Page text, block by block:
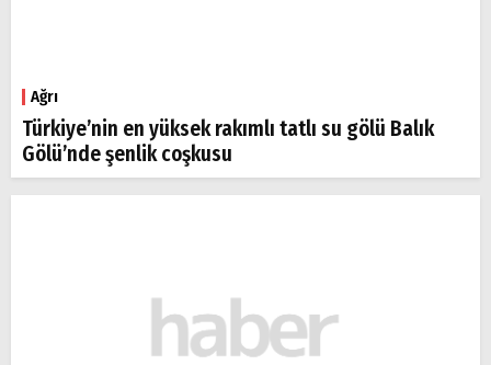
Ağrı
Türkiye’nin en yüksek rakımlı tatlı su gölü Balık
Gölü’nde şenlik coşkusu